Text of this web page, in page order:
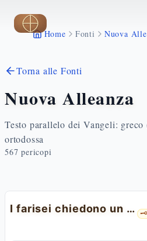
Vai al contenuto principale
Home Fonti Nuova
Torna alle Fonti
Nuova Alleanza
Testo parallelo dei Vangeli:
ortodossa
567 pericopi
I farisei chiedono un segno 🗝️